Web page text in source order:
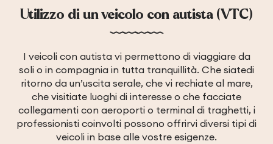
Utilizzo di un veicolo con autista (VTC)
I veicoli con autista vi permettono di viaggiare da
soli o in compagnia in tutta tranquillità. Che siatedi
ritorno da un’uscita serale, che vi rechiate al mare,
che visitiate luoghi di interesse o che facciate
collegamenti con aeroporti o terminal di traghetti, i
professionisti coinvolti possono offrirvi diversi tipi di
veicoli in base alle vostre esigenze.